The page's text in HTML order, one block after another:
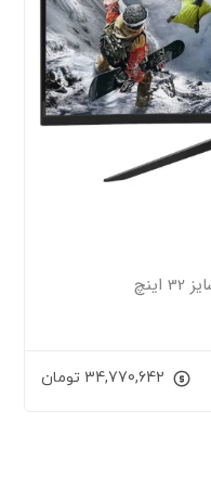
34,770,642 تومان